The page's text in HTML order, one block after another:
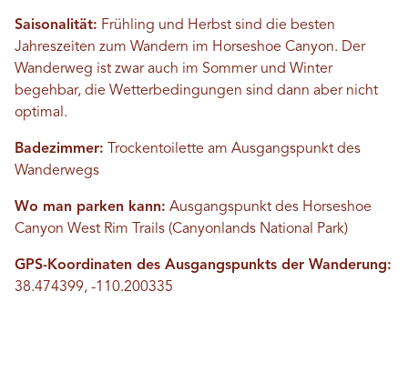
Saisonalität: Frühling und Herbst sind die besten
Jahreszeiten zum Wandern im Horseshoe Canyon. Der
Wanderweg ist zwar auch im Sommer und Winter
begehbar, die Wetterbedingungen sind dann aber nicht
optimal.
Badezimmer: Trockentoilette am Ausgangspunkt des
Wanderwegs
Wo man parken kann: Ausgangspunkt des Horseshoe
Canyon West Rim Trails (Canyonlands National Park)
GPS-Koordinaten des Ausgangspunkts der Wanderung:
38.474399, -110.200335